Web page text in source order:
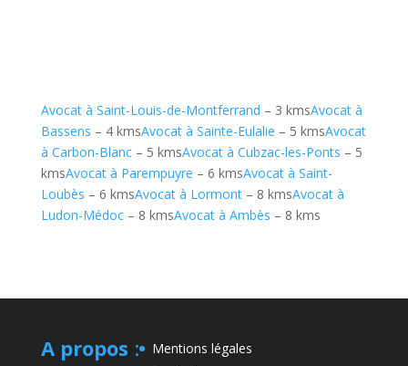
Avocat à Saint-Louis-de-Montferrand – 3 kmsAvocat à
Bassens – 4 kmsAvocat à Sainte-Eulalie – 5 kmsAvocat
à Carbon-Blanc– 5 kmsAvocat à Cubzac-les-Ponts – 5
kmsAvocat à Parempuyre – 6 kmsAvocat à Saint-
Loubès – 6 kmsAvocat à Lormont– 8 kmsAvocat à
Ludon-Médoc– 8 kmsAvocat à Ambès – 8 kms
A propos :
Mentions légales